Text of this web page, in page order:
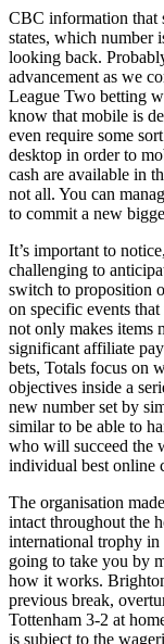
CBC information that
states, which number
looking back.
advancement as we
League Two betting
know that mobile is
even require some
desktop in order to
cash are available in
not all. You can
to commit a new
It’s important to
challenging to
switch to proposition
on specific events
not only makes items
significant affiliate
bets, Totals focus on
objectives inside a
new number set by
similar to be able to
who will succeed the
individual best online
The organisation
intact throughout the
international trophy in
going to take you by
how it works.
previous break,
Tottenham 3-2 at
is subject to the